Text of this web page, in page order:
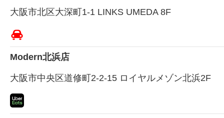
大阪市北区大深町1-1 LINKS UMEDA 8F
Modern北浜店
大阪市中央区道修町2-2-15 ロイヤルメゾン北浜2F